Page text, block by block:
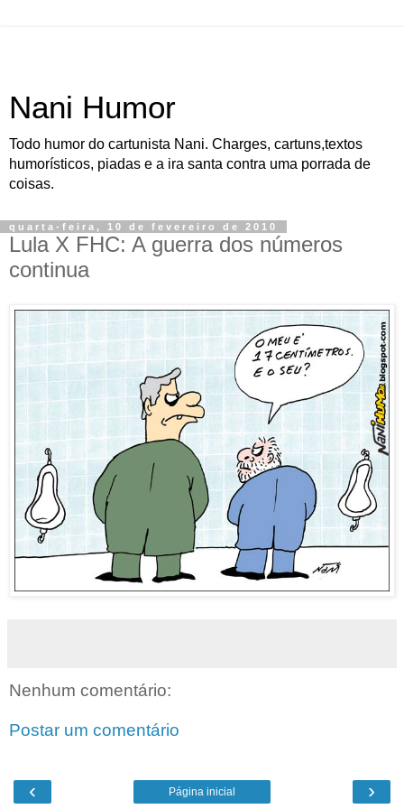
Nani Humor
Todo humor do cartunista Nani. Charges, cartuns,textos
humorísticos, piadas e a ira santa contra uma porrada de
coisas.
quarta-feira, 10 de fevereiro de 2010
Lula X FHC: A guerra dos números
continua
Nenhum comentário:
Postar um comentário
‹ ›
Página inicial